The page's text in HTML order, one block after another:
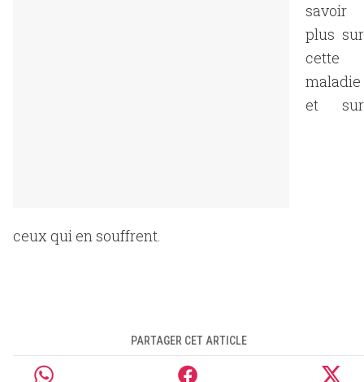
savoir
plus sur
cette
maladie
et sur
ceux qui en souffrent.
PARTAGER CET ARTICLE